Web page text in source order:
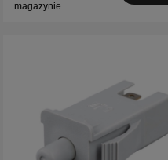
magazynie